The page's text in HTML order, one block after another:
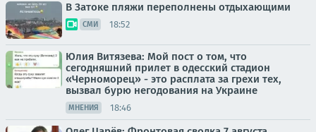
В Затоке пляжи переполнены отдыхающими
СМИ 18:52
Юлия Витязева: Мой пост о том, что
сегодняшний прилет в одесский стадион
«Черноморец» - это расплата за грехи тех,
вызвал бурю негодования на Украине
МНЕНИЯ 18:46